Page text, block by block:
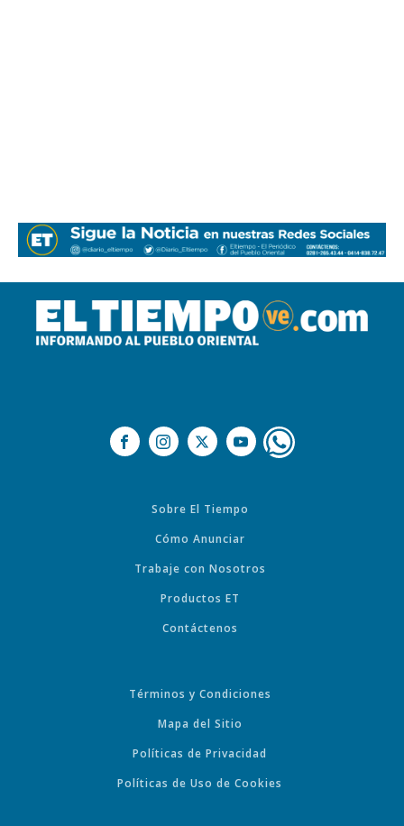
Sobre El Tiempo
Cómo Anunciar
Trabaje con Nosotros
Productos ET
Contáctenos
Términos y Condiciones
Mapa del Sitio
Políticas de Privacidad
Políticas de Uso de Cookies